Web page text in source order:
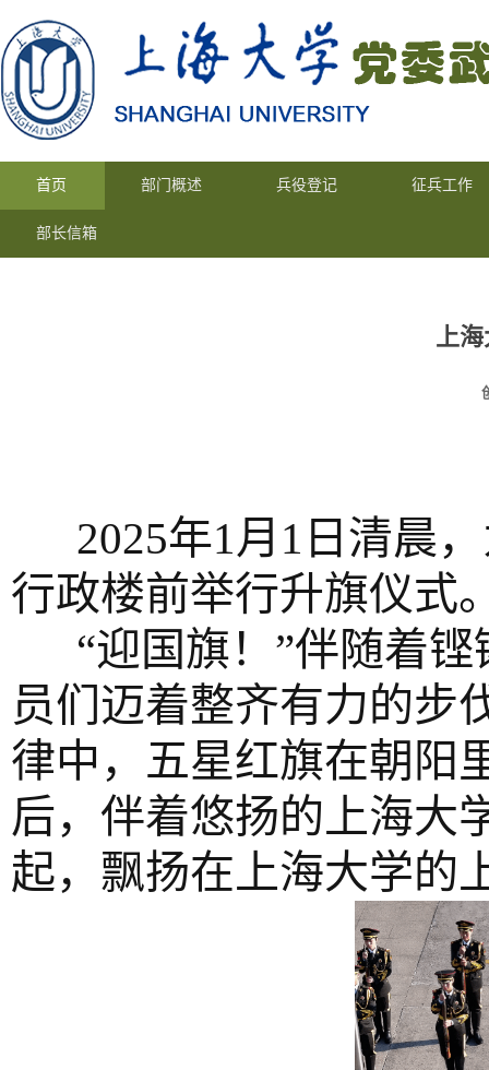
首页 部门概述 兵役登记 征兵工作
部长信箱
上
2025年1月1日清晨
行政楼前举行升旗仪式
“迎国旗！”伴随着
员们迈着整齐有力的步
律中，五星红旗在朝阳
后，伴着悠扬的上海大
起，飘扬在上海大学的